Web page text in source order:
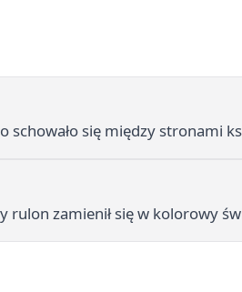
schowało się między stronami
rulon zamienił się w kolorowy